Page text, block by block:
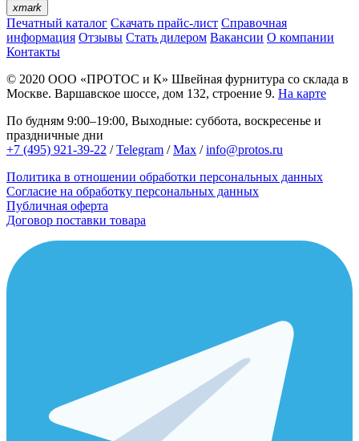
xmark
Печатный каталог Скачать прайс-лист Справочная
информация Отзывы Стать дилером Вакансии О компании
Контакты
© 2020 ООО «ПРОТОС и К» Швейная фурнитура со склада в
Москве. Варшавское шоссе, дом 132, строение 9. На карте
По будням 9:00–19:00, Выходные: суббота, воскресенье и
праздничные дни
+7 (495) 921-39-22 /Telegram /Max /info@protos.ru
Политика в отношении обработки персональных данных
Согласие на обработку персональных данных
Публичная оферта
Договор поставки товара